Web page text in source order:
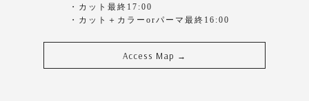
・カット最終17:00
・カット＋カラーorパーマ最終16:00
Access Map →